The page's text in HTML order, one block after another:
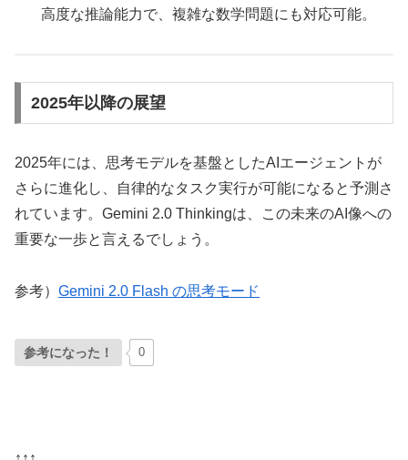
高度な推論能力で、複雑な数学問題にも対応可能。
2025年以降の展望
2025年には、思考モデルを基盤としたAIエージェントが
さらに進化し、自律的なタスク実行が可能になると予測さ
れています。Gemini 2.0 Thinkingは、この未来のAI像への
重要な一歩と言えるでしょう。
参考） Gemini 2.0 Flash の思考モード
参考になった！ 0